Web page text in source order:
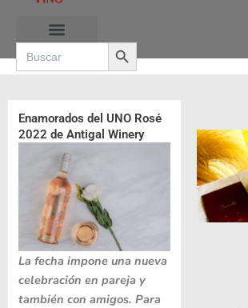
contenido
Search
for:
Search Button
Enamorados del UNO Rosé
2022 de Antigal Winery
La fecha impone una nueva
celebración en pareja y
también con amigos. Para